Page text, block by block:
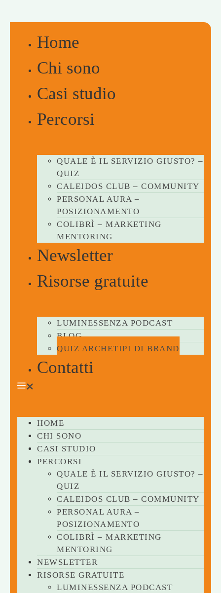
Home
Chi sono
Casi studio
Percorsi
QUALE È IL SERVIZIO GIUSTO? –
QUIZ
CALEIDOS CLUB – COMMUNITY
PERSONAL AURA –
POSIZIONAMENTO
COLIBRÌ – MARKETING
MENTORING
Newsletter
Risorse gratuite
LUMINESSENZA PODCAST
BLOG
QUIZ ARCHETIPI DI BRAND
Contatti
HOME
CHI SONO
CASI STUDIO
PERCORSI
QUALE È IL SERVIZIO GIUSTO? –
QUIZ
CALEIDOS CLUB – COMMUNITY
PERSONAL AURA –
POSIZIONAMENTO
COLIBRÌ – MARKETING
MENTORING
NEWSLETTER
RISORSE GRATUITE
LUMINESSENZA PODCAST